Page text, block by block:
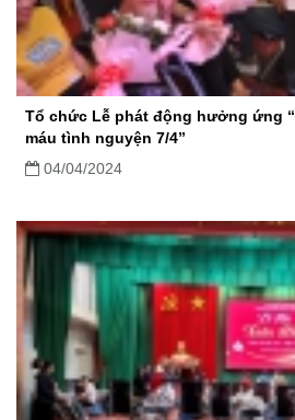
Tổ chức Lễ phát động hưởng ứng
máu tình nguyện 7/4”
04/04/2024